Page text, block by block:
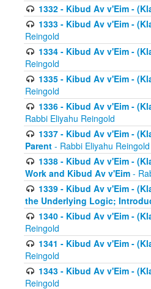
1332 - Kibud Av v'Eim -
1333 - Kibud Av v'Eim -
Reingold
1334 - Kibud Av v'Eim -
Reingold
1335 - Kibud Av v'Eim -
Reingold
1336 - Kibud Av v'Eim -
Rabbi Eliyahu Reingold
1337 - Kibud Av v'Eim -
Parent - Rabbi Eliyahu Reingold
1338 - Kibud Av v'Eim -
Work and Kibud Av v'Eim -
1339 - Kibud Av v'Eim -
the Underlying Logic;
1340 - Kibud Av v'Eim -
Reingold
1341 - Kibud Av v'Eim -
Reingold
1343 - Kibud Av v'Eim -
Reingold